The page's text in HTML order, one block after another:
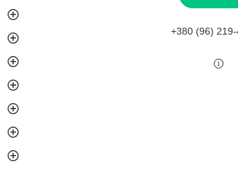
+380 (96)